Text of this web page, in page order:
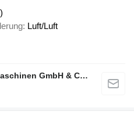
Luft/Luft
alga Nutzfahrzeug- und Baumaschinen GmbH & Co. KG